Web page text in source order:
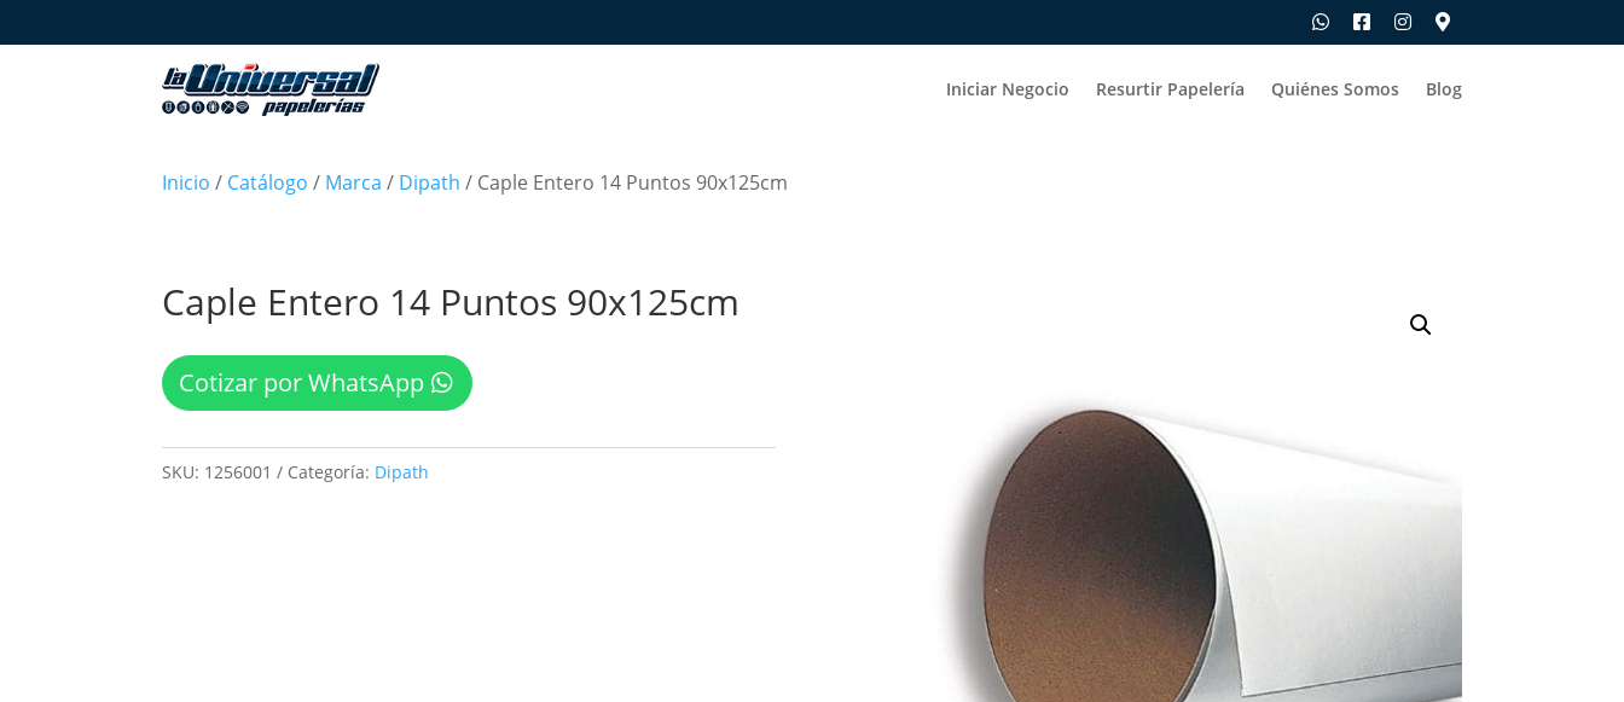
Iniciar Negocio Resurtir Papelería Quiénes Somos Blog
Inicio / Catálogo / Marca / Dipath / Caple Entero 14 Puntos 90x125cm
Caple Entero 14 Puntos 90x125cm
Cotizar por WhatsApp
SKU: 1256001 Categoría: Dipath